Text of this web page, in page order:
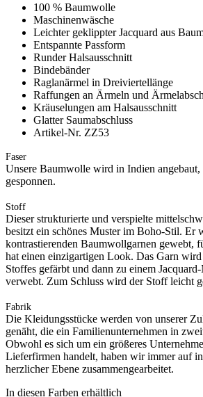
100 % Baumwolle
Maschinenwäsche
Leichter geklippter Jacquard aus
Entspannte Passform
Runder Halsausschnitt
Bindebänder
Raglanärmel in Dreiviertellänge
Raffungen an Ärmeln und
Kräuselungen am Halsausschnitt
Glatter Saumabschluss
Artikel-Nr. ZZ53
Faser
Unsere Baumwolle wird in Indien angebaut,
gesponnen.
Stoff
Dieser strukturierte und verspielte
besitzt ein schönes Muster im Boho-Stil. Er
kontrastierenden Baumwollgarnen gewebt,
hat einen einzigartigen Look. Das Garn
Stoffes gefärbt und dann zu einem
verwebt. Zum Schluss wird der Stoff leicht
Fabrik
Die Kleidungsstücke werden von unserer
genäht, die ein Familienunternehmen in
Obwohl es sich um ein größeres
Lieferfirmen handelt, haben wir immer auf
herzlicher Ebene zusammengearbeitet.
In diesen Farben erhältlich